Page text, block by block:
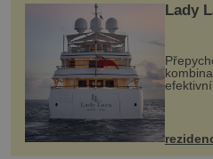
Lady
detailu
Casa,
paluby.